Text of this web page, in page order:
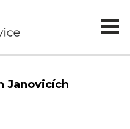
Janovicích